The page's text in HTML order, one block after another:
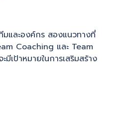
และองค์กร สองแนวทางที่
Coaching และ Team
เป้าหมายในการเสริมสร้าง